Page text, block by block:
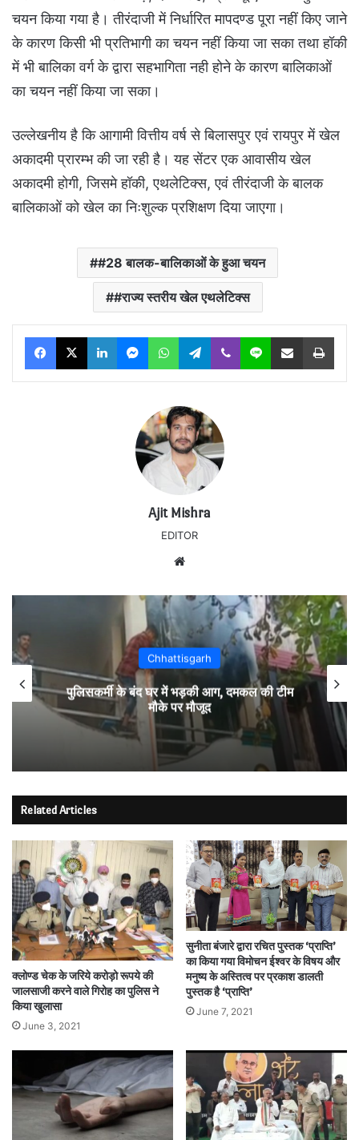
चयन किया गया है। तीरंदाजी में निर्धारित मापदण्ड पूरा नहीं किए जाने
के कारण किसी भी प्रतिभागी का चयन नहीं किया जा सका तथा हॉकी
में भी बालिका वर्ग के द्वारा सहभागिता नही होने के कारण बालिकाओं
का चयन नहीं किया जा सका।
उल्लेखनीय है कि आगामी वित्तीय वर्ष से बिलासपुर एवं रायपुर में खेल
अकादमी प्रारम्भ की जा रही है। यह सेंटर एक आवासीय खेल
अकादमी होगी, जिसमे हॉकी, एथलेटिक्स, एवं तीरंदाजी के बालक
बालिकाओं को खेल का निःशुल्क प्रशिक्षण दिया जाएगा।
#28 बालक-बालिकाओं के हुआ चयन
#राज्य स्तरीय खेल एथलेटिक्स
Facebook
X LinkedInMessengerWhatsAppTelegram
Viber Line Share via Email Print
Ajit Mishra
EDITOR
Chhattisgarh
पुलिसकर्मी के बंद घर में भड़की आग, दमकल की टीम
मौके पर मौजूद
Related Articles
क्लोण्ड चेक के जरिये करोड़ो रूपये की
जालसाजी करने वाले गिरोह का पुलिस ने
किया खुलासा
June 3, 2021
सुनीता बंजारे द्वारा रचित पुस्तक ‘प्राप्ति’
का किया गया विमोचन ईश्वर के विषय और
मनुष्य के अस्तित्व पर प्रकाश डालती
पुस्तक है ‘प्राप्ति’
June 7, 2021